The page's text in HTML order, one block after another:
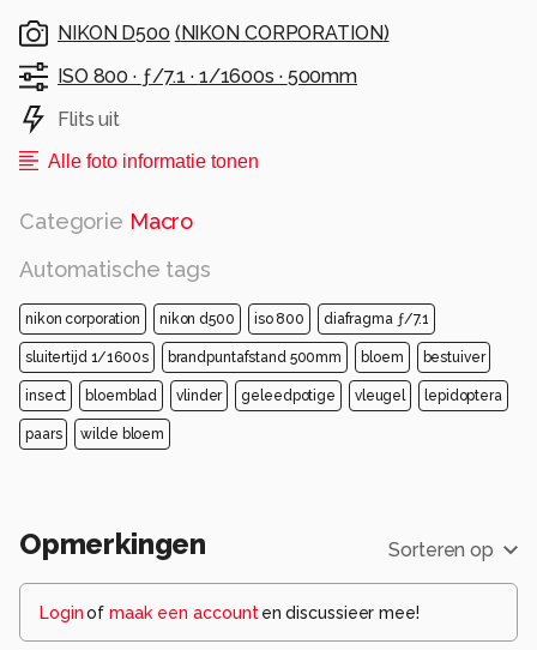
NIKON D500 ( NIKON CORPORATION)
ISO 800 · ƒ/7.1 · 1/1600s · 500mm
Flits uit
Alle foto informatie tonen
Categorie Macro
Automatische tags
nikon corporation nikon d500 iso 800 diafragma ƒ/7.1
sluitertijd 1/1600s brandpuntafstand 500mm bloem bestuiver
insect bloemblad vlinder geleedpotige vleugel lepidoptera
paars wilde bloem
Opmerkingen Sorteren op
Loginof maak een account en discussieer mee!